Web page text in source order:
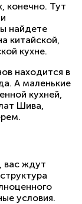
конечно. Тут
найдете
китайской,
кухне.
находится в
А маленькие
кухней,
Шива,
вас ждут
условия.